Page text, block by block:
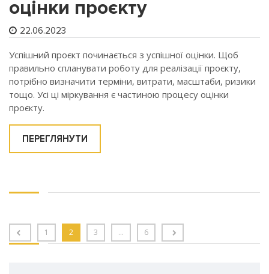
оцінки проєкту
22.06.2023
Успішний проєкт починається з успішної оцінки. Щоб
правильно спланувати роботу для реалізації проєкту,
потрібно визначити терміни, витрати, масштаби, ризики
тощо. Усі ці міркування є частиною процесу оцінки
проєкту.
ПЕРЕГЛЯНУТИ
1 2 3 … 6